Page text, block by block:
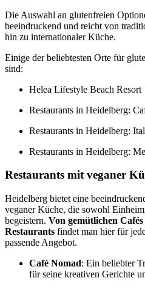
Die Auswahl an glutenfreien
beeindruckend und reicht von
hin zu internationaler Küche.
Einige der beliebtesten Orte für
sind:
Helea Lifestyle Beach Resort
Restaurants in Heidelberg:
Restaurants in Heidelberg:
Restaurants in Heidelberg:
Restaurants mit veganer
Heidelberg bietet eine
veganer Küche, die sowohl
begeistern. Von gemütlichen
Restaurants findet man hier für
passende Angebot.
Café Nomad: Ein beliebter
für seine kreativen Gerichte